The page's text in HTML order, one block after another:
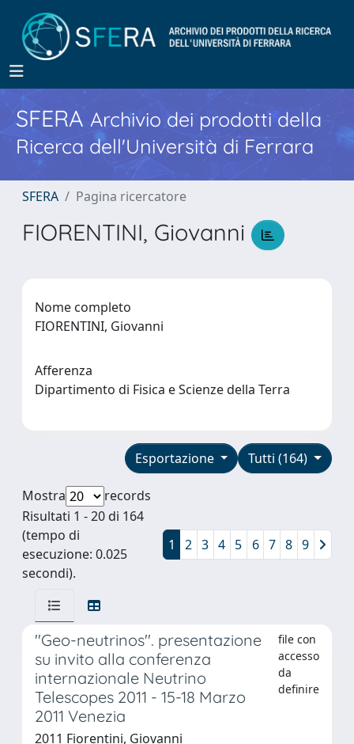
SFERA Archivio dei prodotti della
Ricerca dell'Università di Ferrara
SFERA Pagina ricercatore
FIORENTINI, Giovanni
Nome completo
FIORENTINI, Giovanni
Afferenza
Dipartimento di Fisica e Scienze della Terra
Tutti (164)
Esportazione
Mostra
records
Risultati 1 - 20 di 164
(tempo di
esecuzione: 0.025
secondi).
1 2 3 4 5 6 7 8 9
''Geo-neutrinos''. presentazione
su invito alla conferenza
internazionale Neutrino
Telescopes 2011 - 15-18 Marzo
2011 Venezia
file con
accesso
da
definire
2011 Fiorentini, Giovanni